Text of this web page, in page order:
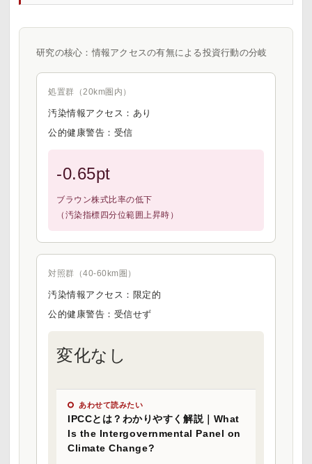
研究の核心：情報アクセスの有無による投資行動の分岐
処置群（20km圏内）
汚染情報アクセス：あり
公的健康警告：受信
-0.65pt
ブラウン株式比率の低下
（汚染指標四分位範囲上昇時）
対照群（40-60km圏）
汚染情報アクセス：限定的
公的健康警告：受信せず
変化なし
あわせて読みたい
IPCCとは？わかりやすく解説｜What
Is the Intergovernmental Panel on
Climate Change?